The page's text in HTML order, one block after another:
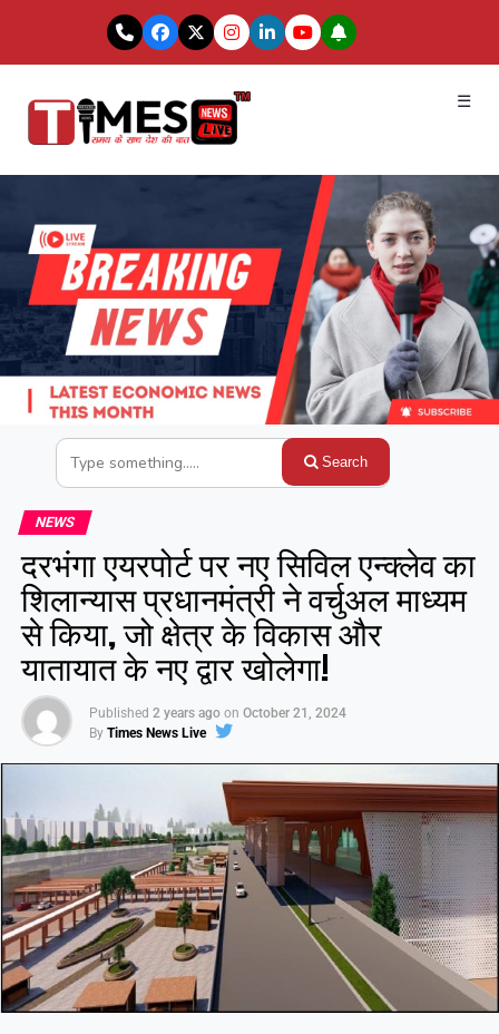
☰
Search
NEWS
दरभंगा एयरपोर्ट पर नए सिविल एन्क्लेव का
शिलान्यास प्रधानमंत्री ने वर्चुअल माध्यम
से किया, जो क्षेत्र के विकास और
यातायात के नए द्वार खोलेगा!
Published 2 years ago on October 21, 2024
By Times News Live